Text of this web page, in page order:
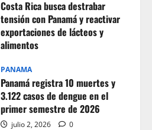
Costa Rica busca destrabar
tensión con Panamá y reactivar
exportaciones de lácteos y
alimentos
PANAMA
Panamá registra 10 muertes y
3.122 casos de dengue en el
primer semestre de 2026
julio 2, 2026 0